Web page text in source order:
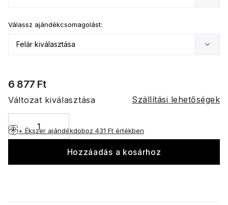
6 877 Ft
Változat kiválasztása Szállítási lehetőségek
Válassz ajándékcsomagolást:
Hozzáadás a kosárhoz
+ Ékszer ajándékdoboz 431 Ft értékben